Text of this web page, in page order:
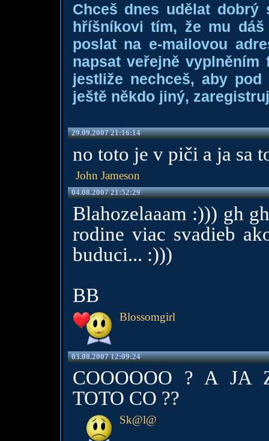
Chceš dnes udělat dobrý
hříšníkovi tím, že mu
poslat na e-mailovou
napsat veřejně
jestliže nechceš, aby
ještě někdo jiný,
29.09.2007 21:16:14
no toto je v piči a ja sa
John Jameson
04.08.2007 21:52:29
Blahozelaaam :))) gh
rodine viac svadieb
buduci... :)))
BB
Blossomgirl
03.08.2007 12:09:24
COOOOOO ? A JA
TOTO CO ??
Sk@l@